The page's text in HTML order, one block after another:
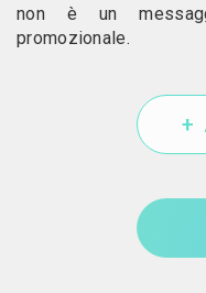
non è un
promozionale.
+